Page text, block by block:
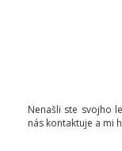
Nenašli ste svojho
nás kontaktuje a mi